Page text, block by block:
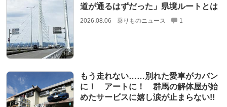
道が通るはずだった」県境ルートとは
2026.08.06 乗りものニュース 1
もう走れない……別れた愛車がカバン
に！ アートに！ 群馬の解体屋が始
めたサービスに嬉し涙が止まらない!!